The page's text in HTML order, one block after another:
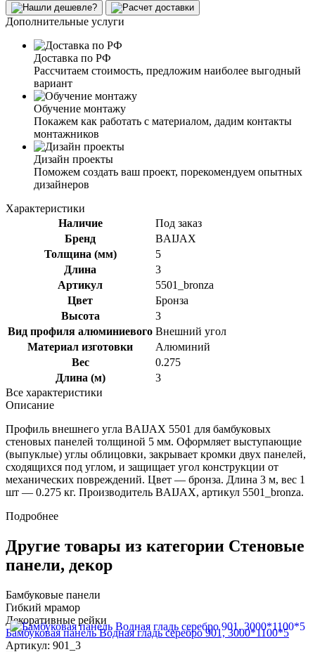
Дополнительные услуги
Доставка по РФ
Рассчитаем стоимость, предложим наиболее выгодный
вариант
Обучение монтажу
Покажем как работать с материалом, дадим контакты
монтажников
Дизайн проекты
Поможем создать ваш проект, порекомендуем опытных
дизайнеров
Характеристики
Наличие
Под заказ
Бренд
BAIJAX
Толщина (мм)
5
Длина
3
Артикул
5501_bronza
Цвет
Бронза
Высота
3
Вид профиля алюминиевого Внешний угол
Материал изготовки
Алюминий
Вес
0.275
Длина (м)
3
Все характеристики
Описание
Профиль внешнего угла BAIJAX 5501 для бамбуковых
стеновых панелей толщиной 5 мм. Оформляет выступающие
(выпуклые) углы облицовки, закрывает кромки двух панелей,
сходящихся под углом, и защищает угол конструкции от
механических повреждений. Цвет — бронза. Длина 3 м, вес 1
шт — 0.275 кг. Производитель BAIJAX, артикул 5501_bronza.
Подробнее
Другие товары из категории Стеновые
панели, декор
Бамбуковые панели
Гибкий мрамор
Декоративные рейки
Бамбуковая панель Водная гладь серебро 901, 3000*1100*5
Артикул: 901_3